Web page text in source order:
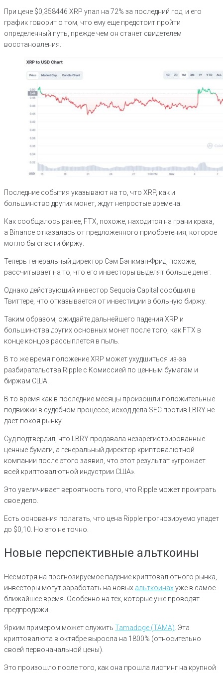
При цене $0,358446 XRP упал на 72% за последний год, и его
график говорит о том, что ему еще предстоит пройти
определенный путь, прежде чем он станет свидетелем
восстановления.
Последние события указывают на то, что XRP, как и
большинство других монет, ждут непростые времена.
Как сообщалось ранее, FTX, похоже, находится на грани краха,
а Binance отказалась от предложенного приобретения, которое
могло бы спасти биржу.
Теперь генеральный директор Сэм Бэнкман-Фрид, похоже,
рассчитывает на то, что его инвесторы выделят больше денег.
Однако действующий инвестор Sequoia Capital сообщил в
Твиттере, что отказывается от инвестиции в больную биржу.
Таким образом, ожидайте дальнейшего падения XRP и
большинства других основных монет после того, как FTX в
конце концов рассыплется в пыль.
В то же время положение XRP может ухудшиться из-за
разбирательства Ripple с Комиссией по ценным бумагам и
биржам США.
В то время как в последние месяцы произошли положительные
подвижки в судебном процессе, исход дела SEC против LBRY не
дает покоя рынку.
Суд подтвердил, что LBRY продавала незарегистрированные
ценные бумаги, а генеральный директор криптовалютной
компании после этого заявил, что этот результат «угрожает
всей криптовалютной индустрии США».
Это увеличивает вероятность того, что Ripple может проиграть
свое дело.
Есть основания полагать, что цена Ripple прогнозируемо упадет
до $0,10. Но это не точно.
Новые перспективные альткоины
Несмотря на прогнозируемое падение криптовалютного рынка,
инвесторы могут заработать на новых альткоинах уже в самое
ближайшее время. Особенно на тех, которые уже проводят
предпродажи.
Ярким примером может служить Tamadoge (TAMA) . Эта
криптовалюта в октябре выросла на 1800% (относительно
своей первоначальной цены).
Это произошло после того, как она прошла листинг на крупной